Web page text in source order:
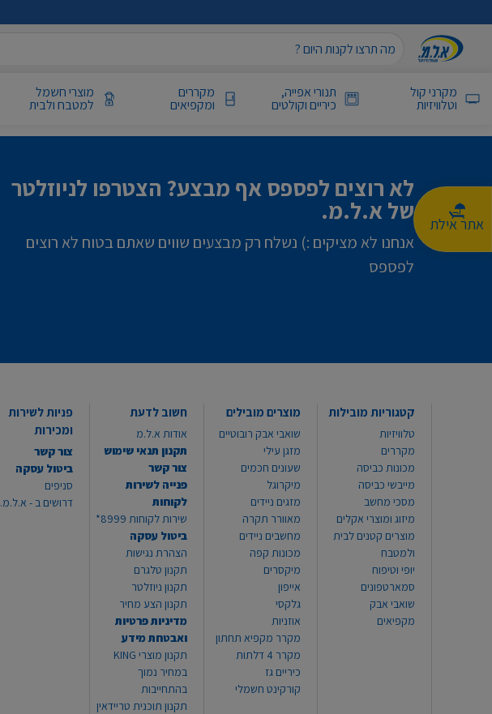
אתר אילת
מקרני קול
וטלוויזיות
תנורי אפייה,
כיריים וקולטים
מקררים
ומקפיאים
מוצרי חשמל
למטבח ולבית
לא רוצים לפספס אף מבצע? הצטרפו לניוזלטר
של א.ל.מ.
אנחנו לא מציקים :) נשלח רק מבצעים שווים שאתם בטוח לא רוצים
לפספס
קטגוריות מובילות
טלוויזיות
מקררים
מכונות כביסה
מייבשי כביסה
מסכי מחשב
מיזוג ומוצרי אקלים
מוצרים קטנים לבית
ולמטבח
יופי וטיפוח
סמארטפונים
שואבי אבק
מקפיאים
מוצרים מובילים
שואבי אבק רובוטיים
מזגן עילי
שעונים חכמים
מיקרוגל
מזגים ניידים
מאוורר תקרה
מחשבים ניידים
מכונות קפה
מיקסרים
אייפון
גלקסי
אוזניות
מקרר מקפיא תחתון
מקרר 4 דלתות
כיריים גז
קורקינט חשמלי
חשוב לדעת
אודות א.ל.מ
תקנון תנאי שימוש
צור קשר
פנייה לשירות
לקוחות
שירות לקוחות 8999*
ביטול עסקה
הצהרת נגישות
תקנון טלגרם
תקנון ניוזלטר
תקנון הצע מחיר
מדיניות פרטיות
ואבטחת מידע
תקנון מוצרי KING
במחיר נמוך
בהתחייבות
תקנון תוכנית טריידאין
פניות לשירות
ומכירות
צור קשר
ביטול עסקה
סניפים
דרושים ב - א.ל.מ.